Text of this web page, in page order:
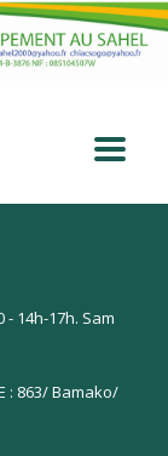
- 14h-17h. Sam
: 863/ Bamako/